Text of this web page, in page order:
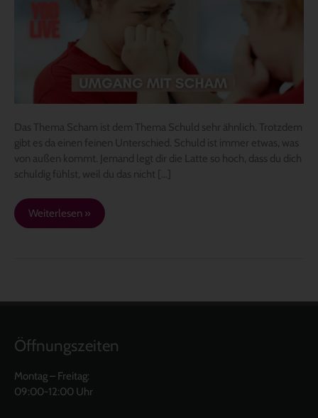
Das Thema Scham ist dem Thema Schuld sehr ähnlich. Trotzdem
gibt es da einen feinen Unterschied. Schuld ist immer etwas, was
von außen kommt. Jemand legt dir die Latte so hoch, dass du dich
schuldig fühlst, weil du das nicht […]
kannst
Weiterlesen »
Öffnungszeiten
Montag – Freitag:
09:00-12:00 Uhr